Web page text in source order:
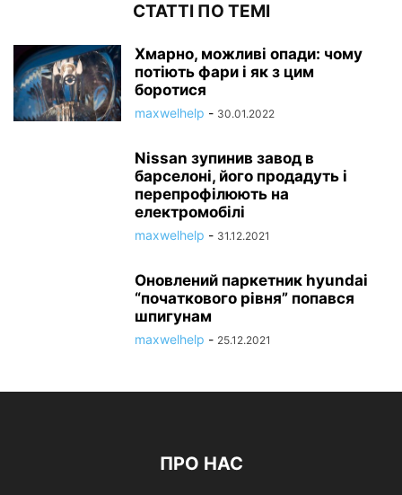
СТАТТІ ПО ТЕМІ
Хмарно, можливі опади: чому
потіють фари і як з цим
боротися
maxwelhelp - 30.01.2022
Nissan зупинив завод в
барселоні, його продадуть і
перепрофілюють на
електромобілі
maxwelhelp - 31.12.2021
Оновлений паркетник hyundai
“початкового рівня” попався
шпигунам
maxwelhelp - 25.12.2021
ПРО НАС